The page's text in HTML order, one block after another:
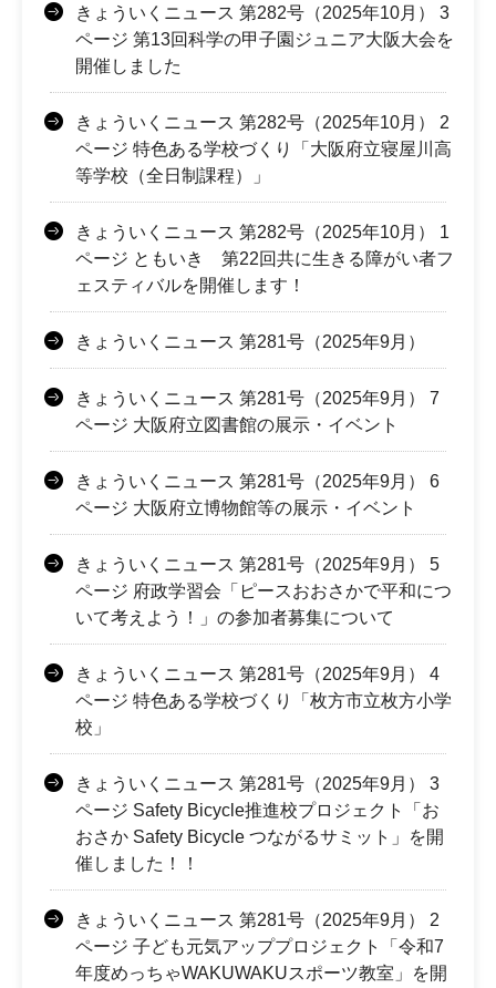
きょういくニュース 第282号（2025年10月） 3
ページ 第13回科学の甲子園ジュニア大阪大会を
開催しました
きょういくニュース 第282号（2025年10月） 2
ページ 特色ある学校づくり「大阪府立寝屋川高
等学校（全日制課程）」
きょういくニュース 第282号（2025年10月） 1
ページ ともいき 第22回共に生きる障がい者フ
ェスティバルを開催します！
きょういくニュース 第281号（2025年9月）
きょういくニュース 第281号（2025年9月） 7
ページ 大阪府立図書館の展示・イベント
きょういくニュース 第281号（2025年9月） 6
ページ 大阪府立博物館等の展示・イベント
きょういくニュース 第281号（2025年9月） 5
ページ 府政学習会「ピースおおさかで平和につ
いて考えよう！」の参加者募集について
きょういくニュース 第281号（2025年9月） 4
ページ 特色ある学校づくり「枚方市立枚方小学
校」
きょういくニュース 第281号（2025年9月） 3
ページ Safety Bicycle推進校プロジェクト「お
おさか Safety Bicycle つながるサミット」を開
催しました！！
きょういくニュース 第281号（2025年9月） 2
ページ 子ども元気アッププロジェクト「令和7
年度めっちゃWAKUWAKUスポーツ教室」を開